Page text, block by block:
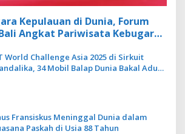
Kepulauan di Dunia, Forum
Angkat Pariwisata Kebugaran
World Challenge Asia 2025 di Sirkuit
34 Mobil Balap Dunia Bakal Adu
Fransiskus Meninggal Dunia dalam
Paskah di Usia 88 Tahun